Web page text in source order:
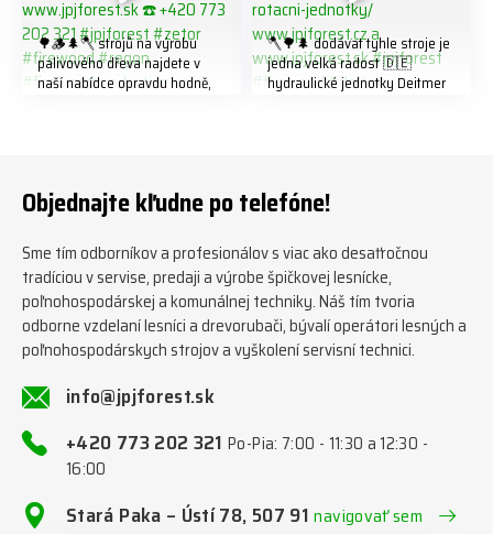
🌳🪵🌲🪓 strojů na výrobu
palivového dřeva najdete v
naší nabídce opravdu hodně,
#firewoodproduction
🪓🌳🌲 dodávat tyhle stroje je
jedna velká radost 🇩🇪
hydraulické jednotky Deitmer
#firewood #deitmer
Objednajte kľudne po telefóne!
Sme tím odborníkov a profesionálov s viac ako desaťročnou
tradíciou v servise, predaji a výrobe špičkovej lesnícke,
poľnohospodárskej a komunálnej techniky. Náš tím tvoria
odborne vzdelaní lesníci a drevorubači, bývalí operátori lesných a
poľnohospodárskych strojov a vyškolení servisní technici.
info@jpjforest.sk
+420 773 202 321Po-Pia: 7:00 - 11:30 a 12:30 -
16:00
Stará Paka – Ústí 78, 507 91navigovať sem